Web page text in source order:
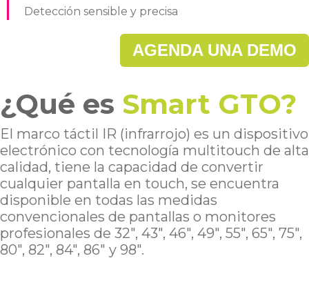
Detección sensible y precisa
AGENDA UNA DEMO
¿Qué es Smart GTO?
El marco táctil IR (infrarrojo) es un dispositivo
electrónico con tecnología multitouch de alta
calidad, tiene la capacidad de convertir
cualquier pantalla en touch, se encuentra
disponible en todas las medidas
convencionales de pantallas o monitores
profesionales de 32", 43", 46", 49", 55", 65", 75",
80", 82", 84", 86" y 98".